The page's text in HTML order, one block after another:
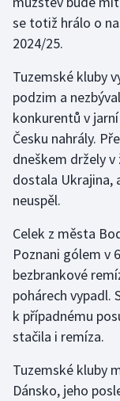
Gymnastika
Házená
Jezdectví
Judo
Krasobruslení
Lezení
Lyže a
Moderní pětiboj
Motorsport
Parasport
se totiž hrálo o
2024/25.
Tuzemské kluby
podzim a
konkurentů v
Česku nahrály.
dneškem držely
dostala Ukrajina,
neuspěl.
Celek z města
Poznani gólem v
bezbrankové
pohárech vypadl.
k případnému
stačila i remíza.
Tuzemské kluby
Dánsko, jeho